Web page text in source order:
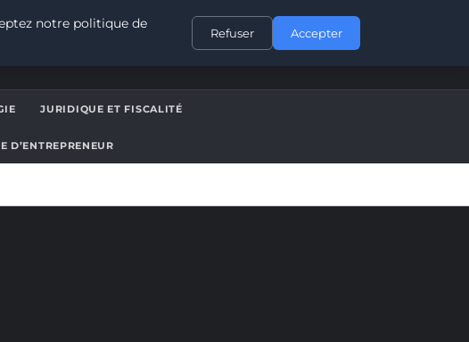
CONTACT
JURIDIQUE ET FISCALITÉ
D’ENTREPRENEUR
notre politique de
Refuser Accepter